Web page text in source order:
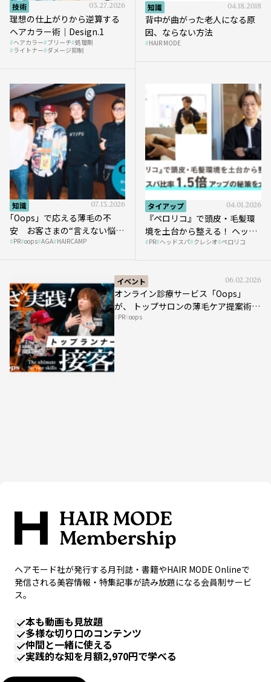
技術 03.27.2026
理想の仕上がりから逆算する
ヘアカラー術｜Design.1
ヘアカラー ブリーチ 処理剤
ライトナー ダメージ抑制
知識 04.18.2018
背中が曲がった老人になる原
因、ならない方法
HAIR MODE
知識 07.13.2026
｢Oops」で応える薄毛の不
安 お客さまの“言えない悩
み”にどう向き合う？ ＃01
PR oops AGA HAIRCAMP
タイアップ 04.01.2026
『ペロリコ』で頭皮・毛髪環
境を土台から整える！ ヘッド
スパ比率1.5倍アップの秘策を
PR ヘッドスパ クレシオ ペロリコ
イベント 06.02.2026
オンライン診療サービス「Oops」
が、 トップサロンの薄毛ケア提案術を
HAIRCAMPで公開！
PR oops
ヘアモード社が発行する月刊誌・書籍やHAIR MODE Onlineで
発信される美容情報・特集記事が読み放題になる会員制サービ
ス。
本も動画も見放題
多様な切り口のコンテンツ
仲間と一緒に使える
実践的な知を月額2,970円で学べる